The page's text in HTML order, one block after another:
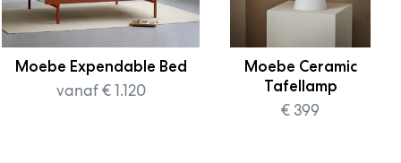
Moebe Expendable Bed
vanaf € 1.120
Moebe Ceramic
Tafellamp
€ 399